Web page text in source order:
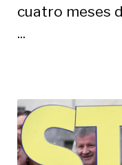
cuatro meses
...